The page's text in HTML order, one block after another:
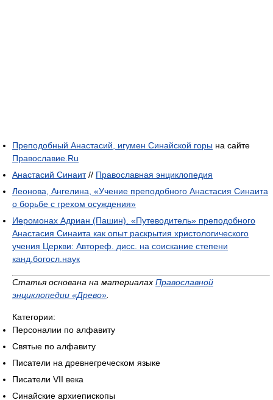
Преподобный Анастасий, игумен Синайской горы на сайте
Православие.Ru
Анастасий Синаит// Православная энциклопедия
Леонова, Ангелина, «Учение преподобного Анастасия Синаита
о борьбе с грехом осуждения»
Иеромонах Адриан (Пашин). «Путеводитель» преподобного
Анастасия Синаита как опыт раскрытия христологического
учения Церкви: Автореф. дисс. на соискание степени
канд.богосл.наук
Статья основана на материалах Православной
энциклопедии «Древо»
Категории:
Персоналии по алфавиту
Святые по алфавиту
Писатели на древнегреческом языке
Писатели VII века
Синайские архиепископы